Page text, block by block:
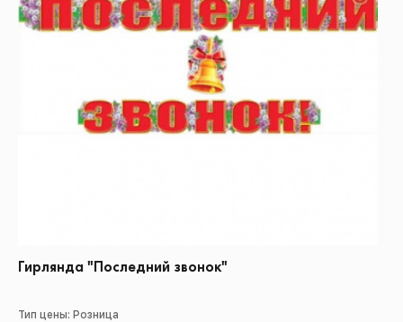
Гирлянда "Последний звонок"
Тип цены: Розница